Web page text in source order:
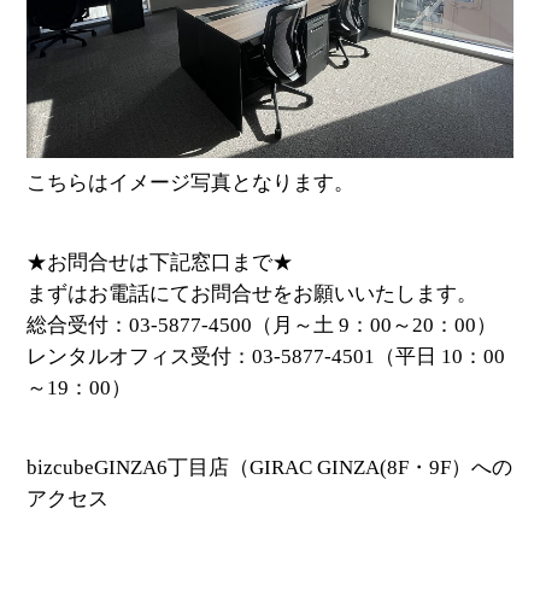
こちらはイメージ写真となります。
★お問合せは下記窓口まで★
まずはお電話にてお問合せをお願いいたします。
総合受付：03-5877-4500（月～土 9：00～20：00）
レンタルオフィス受付：03-5877-4501（平日 10：00
～19：00）
bizcubeGINZA6丁目店（GIRAC GINZA(8F・9F）への
アクセス